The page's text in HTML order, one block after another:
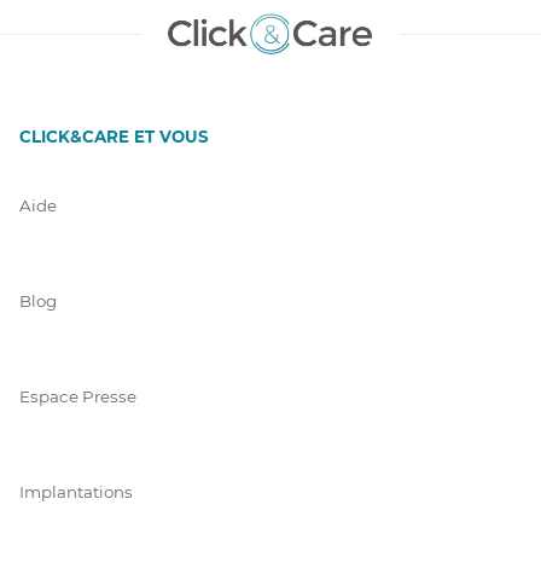
CLICK&CARE ET VOUS
Aide
Blog
Espace Presse
Implantations